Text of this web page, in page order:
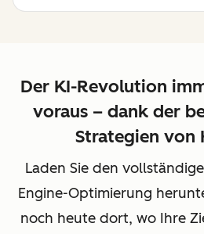
Der KI-Revolution
voraus – dank der
Strategien von
Laden Sie den
Engine-Optimierung
noch heute dort, wo Ihre